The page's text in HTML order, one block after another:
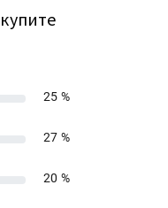
25 %
27 %
20 %